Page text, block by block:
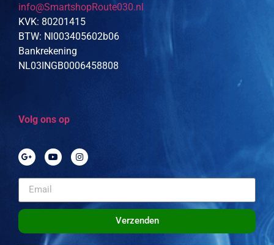
info@SmartshopRoute030.nl
KVK: 80201415
BTW: Nl003405602b06
Bankrekening
NL03INGB0006458808
Volg ons op
Verzenden